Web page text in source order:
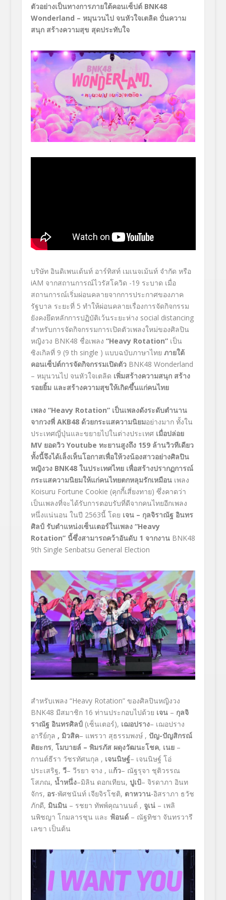
ตัวอย่างเป็นทางการภายใต้คอนเซ็ปต์ BNK48
Wonderland – หมุนวนไป จนหัวใจเตลิด ปั่นความ
สนุก สร้างความสุข สุดประทับใจ
บริษัท อินดิเพนเด้นท์ อาร์ทิสท์ เมเนจเม้นท์ จำกัด หรือ
iAM จากสถานการณ์ไวรัสโควิด -19 ระบาด เมื่อ
สถานการณ์เริ่มผ่อนคลายจากการประกาศของภาค
รัฐบาล ระยะที่ 5 ทำให้ผ่อนคลายเรื่องการจัดกิจกรรม
ยังคงยึดหลักการปฏิบัติเว้นระยะห่าง social distancing
สำหรับการจัดกิจกรรมการเปิดตัวเพลงใหม่ของศิลปิน
หญิงวง BNK48 ชื่อเพลง “Heavy Rotation” เป็น
ซิงเกิลที่ 9 (9 th single ) แบบฉบับภาษาไทย ภายใต้
คอนเซ็ปต์การจัดกิจกรรมเปิดตัว BNK48 Wonderland
– หมุนวนไป จนหัวใจเตลิด เพิ่มสร้างความสนุก สร้าง
รอยยิ้ม และสร้างความสุขให้เกิดขึ้นแก่คนไทย
เพลง “Heavy Rotation”เป็นเพลงดังระดับตำนาน
จากวงพี่ AKB48 ด้วยกระแสความนิยมอย่างมาก ทั้งใน
ประเทศญี่ปุ่นและขยายไปในต่างประเทศ เมื่อปล่อย
MV ยอดวิว Youtube ทะยานสูงถึง 159 ล้านวิวทีเดียว
ทั้งนี้จึงได้เล็งเห็นโอกาสเพื่อให้วงน้องสาวอย่างศิลปิน
หญิงวง BNK48 ในประเทศไทย เพื่อสร้างปรากฏการณ์
กระแสความนิยมให้แก่คนไทยตกหลุมรักเหมือน เพลง
Koisuru Fortune Cookie (คุกกี้เสี่ยงทาย) ซึ่งคาดว่า
เป็นเพลงที่จะได้รับการตอบรับที่ดีจากคนไทยอีกเพลง
หนึ่งแน่นอน ในปี 2563นี้ โดย เจน – กุลจิราณัฐ อินทร
ศิลป์รับตำแหน่งเซ็นเตอร์ในเพลง “Heavy
Rotation” นี้ซึ่งสามารถคว้าอันดับ 1 จากงาน BNK48
9th Single Senbatsu General Election
สำหรับเพลง “Heavy Rotation” ของศิลปินหญิงวง
BNK48 มีสมาชิก 16 ท่านประกอบไปด้วย เจน– กุลจิ
ราณัฐ อินทรศิลป์ (เซ็นเตอร์), เฌอปราง– เฌอปราง
อารีย์กุล , มิวสิค– แพรวา สุธรรมพงษ์ , ปัญ-ปัญสิกรณ์
ติยะกร, โมบายล์– พิมรภัส ผดุงวัฒนะโชค, เนย –
กานต์ธีรา วัชรทัศนกุล , เจนนิษฐ์– เจนนิษฐ์ โอ่
ประเสริฐ, วี– วีรยา จาง , แก้ว– ณัฐรุจา ชุติวรรณ
โสภณ, น้ำหนึ่ง–มิลิน ดอกเทียน, ปูเป้– จิรดาภา อินท
จักร, อร-พัศชนันท์ เจียจิรโชติ, ตาหวาน-อิสราภา ธวัช
ภักดี, มินมิน– รชยา ทัพพ์คุณานนต์ , จูเน่ – เพลิ
นพิชญา โกมลารชุน และ ฟ้อนด์ – ณัฐทิชา จันทรวารี
เลขา เป็นต้น